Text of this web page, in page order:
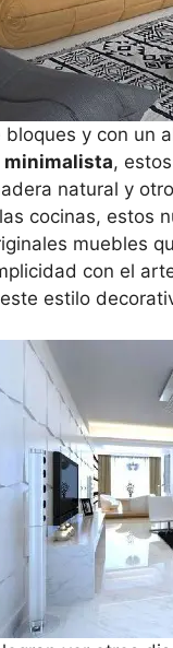
y con un
minimalista,
natural y
cocinas, estos
muebles
con el
estilo